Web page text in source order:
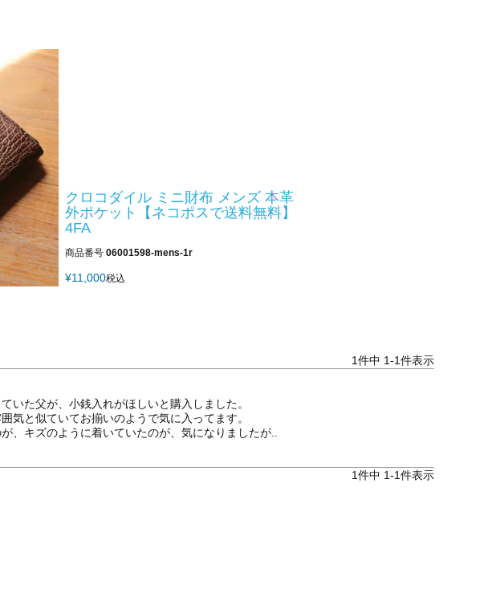
クロコダイル ミニ財布 メンズ 本革
外ポケット【ネコポスで送料無料】
4FA
商品番号 06001598-mens-1r
¥11,000税込
1件中 1-1件表示
いた父が、小銭入れがほしいと購入しました。
気と似ていてお揃いのようで気に入ってます。
1件中 1-1件表示